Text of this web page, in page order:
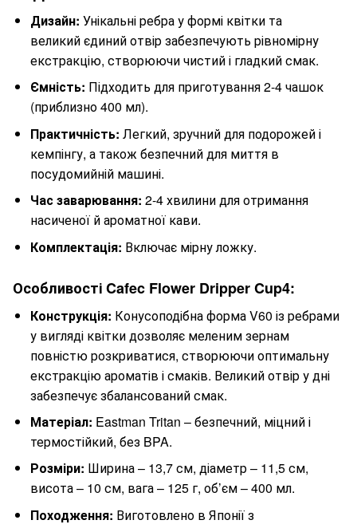
Дизайн: Унікальні ребра у формі квітки та
великий єдиний отвір забезпечують рівномірну
екстракцію, створюючи чистий і гладкий смак.
Ємність: Підходить для приготування 2-4 чашок
(приблизно 400 мл).
Практичність: Легкий, зручний для подорожей і
кемпінгу, а також безпечний для миття в
посудомийній машині.
Час заварювання: 2-4 хвилини для отримання
насиченої й ароматної кави.
Комплектація: Включає мірну ложку.
Особливості Cafec Flower Dripper Cup4:
Конструкція: Конусоподібна форма V60 із ребрами
у вигляді квітки дозволяє меленим зернам
повністю розкриватися, створюючи оптимальну
екстракцію ароматів і смаків. Великий отвір у дні
забезпечує збалансований смак.
Матеріал: Eastman Tritan – безпечний, міцний і
термостійкий, без BPA.
Розміри: Ширина – 13,7 см, діаметр – 11,5 см,
висота – 10 см, вага – 125 г, об’єм – 400 мл.
Походження: Виготовлено в Японії з